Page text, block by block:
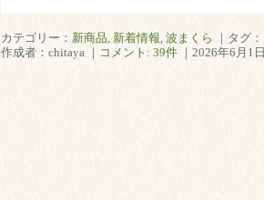
カテゴリー： 新商品, 新着情報, 波まくら
｜タグ：
作成者：chitaya ｜ コメント: 39件 ｜2026年6月1日